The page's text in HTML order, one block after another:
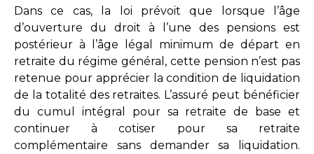
Dans ce cas, la loi prévoit que lorsque l’âge
d’ouverture du droit à l’une des pensions est
postérieur à l’âge légal minimum de départ en
retraite du régime général, cette pension n’est pas
retenue pour apprécier la condition de liquidation
de la totalité des retraites. L’assuré peut bénéficier
du cumul intégral pour sa retraite de base et
continuer à cotiser pour sa retraite
complémentaire sans demander sa liquidation.